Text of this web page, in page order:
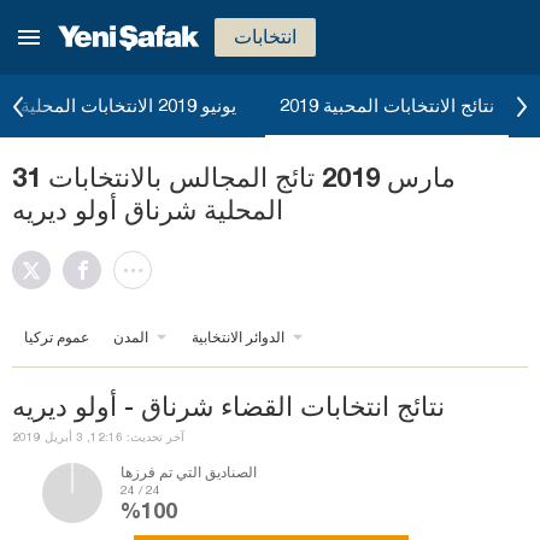
انتخابات
يونيو 2019 الانتخابات المحلية نتائج الانتخابات المحبية 2019
31 مارس 2019 تائج المجالس بالانتخابات
المحلية شرناق أولو ديريه
عموم تركيا المدن الدوائر الانتخابية
نتائج انتخابات القضاء شرناق - أولو ديريه
آخر تحديث: 12:16, 3 أبريل 2019
الصناديق التي تم فرزها
24 / 24
%100